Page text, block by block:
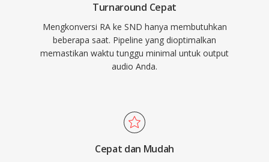
Turnaround Cepat
Mengkonversi RA ke SND hanya membutuhkan
beberapa saat. Pipeline yang dioptimalkan
memastikan waktu tunggu minimal untuk output
audio Anda.
Cepat dan Mudah